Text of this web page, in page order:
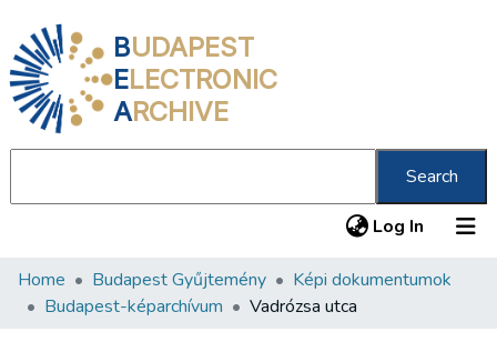
BUDAPEST
ELECTRONIC
ARCHIVE
Search
Log In (current)
Communities & Collections
Home Budapest Gyűjtemény
Képi dokumentumok
Budapest-képarchívum
Vadrózsa utca